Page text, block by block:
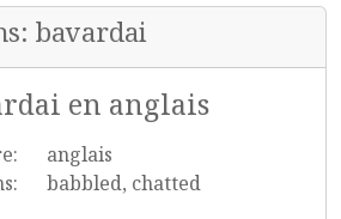
bavardai
en anglais
anglais
babbled, chatted